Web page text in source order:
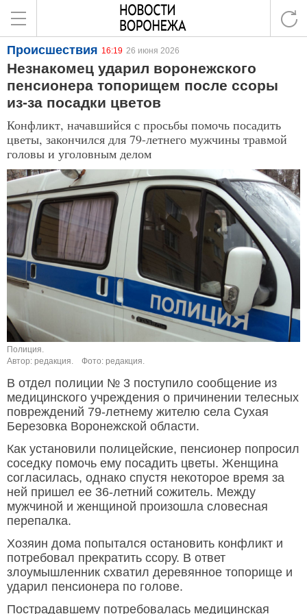
Происшествия 16:19 26 июня 2026
Незнакомец ударил воронежского
пенсионера топорищем после ссоры
из-за посадки цветов
Конфликт, начавшийся с просьбы помочь посадить
цветы, закончился для 79-летнего мужчины травмой
головы и уголовным делом
Полиция.
Автор: редакция.
Фото: редакция.
В отдел полиции № 3 поступило сообщение из
медицинского учреждения о причинении телесных
повреждений 79-летнему жителю села Сухая
Березовка Воронежской области.
Как установили полицейские, пенсионер попросил
соседку помочь ему посадить цветы. Женщина
согласилась, однако спустя некоторое время за
ней пришел ее 36-летний сожитель. Между
мужчиной и женщиной произошла словесная
перепалка.
Хозяин дома попытался остановить конфликт и
потребовал прекратить ссору. В ответ
злоумышленник схватил деревянное топорище и
ударил пенсионера по голове.
Пострадавшему потребовалась медицинская